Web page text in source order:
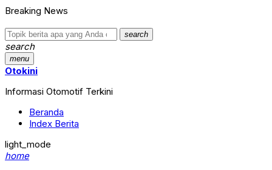
Breaking News
search
search
menu
Otokini
Informasi Otomotif Terkini
Beranda
Index Berita
light_mode
home